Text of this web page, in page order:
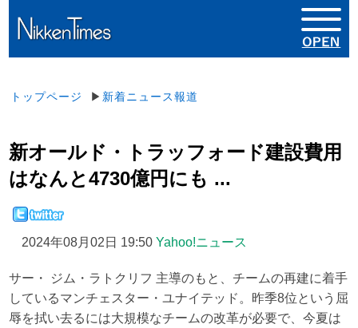
トップページ ▶ 新着ニュース報道
新オールド・トラッフォード建設費用
はなんと4730億円にも ...
2024年08月02日 19:50 Yahoo!ニュース
サー・ ジム・ラトクリフ 主導のもと、チームの再建に着手
しているマンチェスター・ユナイテッド。昨季8位という屈
辱を拭い去るには大規模なチームの改革が必要で、今夏は